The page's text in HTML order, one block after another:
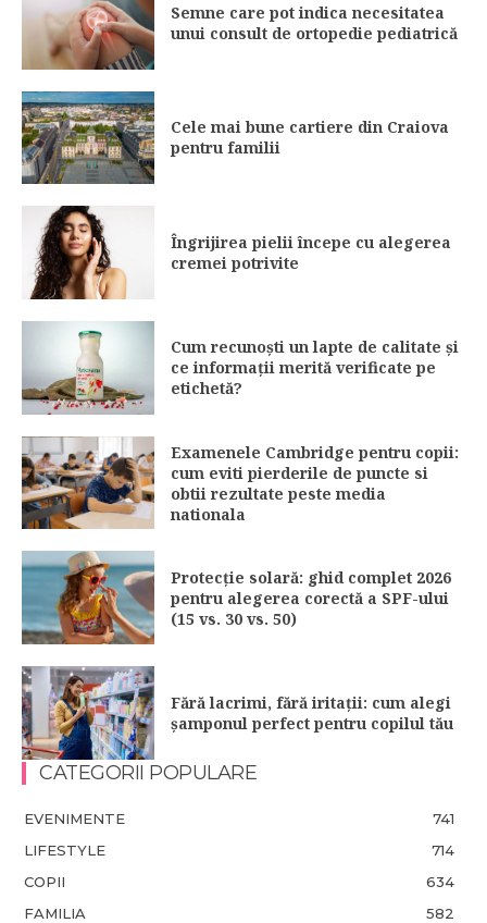
Semne care pot indica necesitatea
unui consult de ortopedie pediatrică
Cele mai bune cartiere din Craiova
pentru familii
Îngrijirea pielii începe cu alegerea
cremei potrivite
Cum recunoști un lapte de calitate și
ce informații merită verificate pe
etichetă?
Examenele Cambridge pentru copii:
cum eviti pierderile de puncte si
obtii rezultate peste media
nationala
Protecție solară: ghid complet 2026
pentru alegerea corectă a SPF-ului
(15 vs. 30 vs. 50)
Fără lacrimi, fără iritații: cum alegi
șamponul perfect pentru copilul tău
CATEGORII POPULARE
EVENIMENTE
741
LIFESTYLE
714
COPII
634
FAMILIA
582